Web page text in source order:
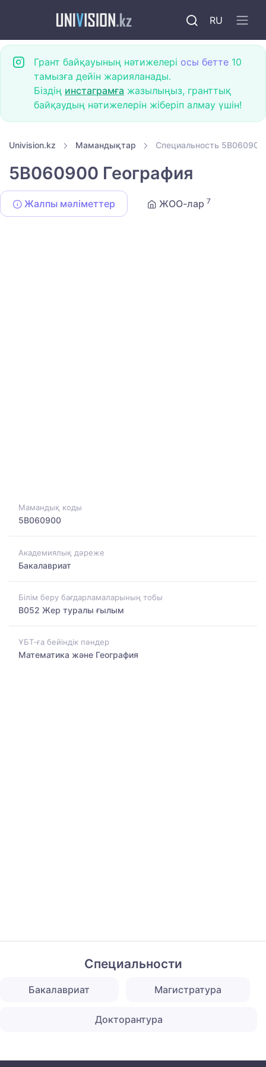
RU
Грант байқауының нәтижелері осы бетте 10
тамызға дейін жарияланады.
Біздің инстаграмға жазылыңыз, гранттық
байқаудың нәтижелерін жіберіп алмау үшін!
Univision.kz Мамандықтар Специальность 5B060900
5B060900 География
Жалпы мәліметтер ЖОО-лар 7
Мамандық коды
5B060900
Академиялық дәреже
Бакалавриат
Білім беру бағдарламаларының тобы
B052 Жер туралы ғылым
ҰБТ-ға бейіндік пәндер
Математика және География
Специальности
Бакалавриат Магистратура
Докторантура